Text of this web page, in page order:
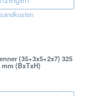
(35+3x5+2x7) 325
mm (BxTxH)